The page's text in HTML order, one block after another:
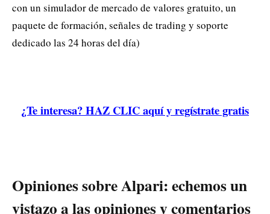
con un simulador de mercado de valores gratuito, un
paquete de formación, señales de trading y soporte
dedicado las 24 horas del día)
¿Te interesa? HAZ CLIC aquí y regístrate gratis
Opiniones sobre Alpari: echemos un
vistazo a las opiniones y comentarios